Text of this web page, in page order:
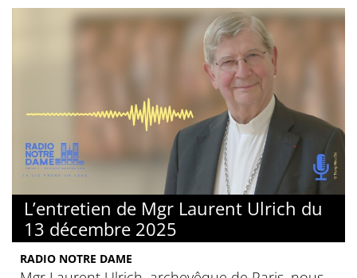
L’entretien de Mgr Laurent Ulrich du
13 décembre 2025
RADIO NOTRE DAME